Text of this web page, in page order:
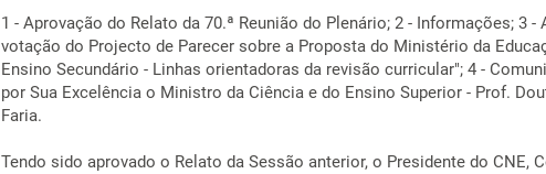
1 - Aprovação do Relato da 70.ª Reunião do Plenário; 2 - Informações; 3 -
votação do Projecto de Parecer sobre a Proposta do Ministério da
Ensino Secundário - Linhas orientadoras da revisão curricular"; 4 -
por Sua Excelência o Ministro da Ciência e do Ensino Superior - Prof.
Faria.
Tendo sido aprovado o Relato da Sessão anterior, o Presidente do CNE,